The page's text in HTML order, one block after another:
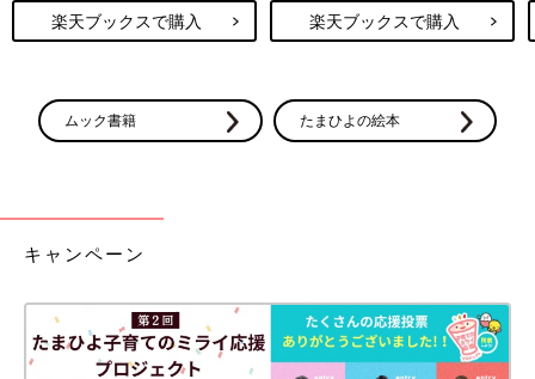
楽天ブックスで購入 楽天ブックスで購入
ムック書籍 たまひよの絵本
キャンペーン